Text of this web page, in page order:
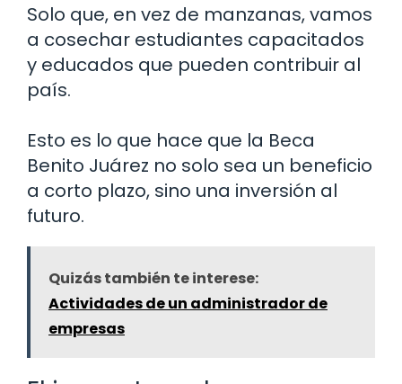
Solo que, en vez de manzanas, vamos
a cosechar estudiantes capacitados
y educados que pueden contribuir al
país.
Esto es lo que hace que la Beca
Benito Juárez no solo sea un beneficio
a corto plazo, sino una inversión al
futuro.
Quizás también te interese:
Actividades de un administrador de
empresas